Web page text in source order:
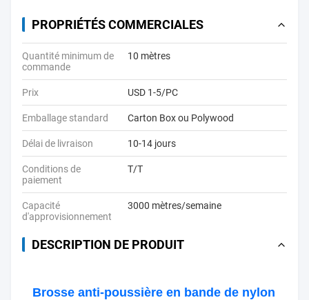
PROPRIÉTÉS COMMERCIALES
Quantité minimum de
commande
10 mètres
Prix USD 1-5/PC
Emballage standard Carton Box ou Polywood
Délai de livraison 10-14 jours
Conditions de
paiement
T/T
Capacité
d'approvisionnement
3000 mètres/semaine
DESCRIPTION DE PRODUIT
Brosse anti-poussière en bande de nylon